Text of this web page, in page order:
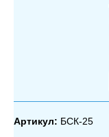
Артикул: БСК-25